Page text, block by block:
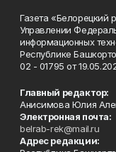
Газета «Белорецкий
Управлении
информационных
Республике
02 - 01795 от
Главный редактор:
Анисимова Юлия
Электронная почта:
belrab-rek@mail.ru
Адрес редакции: